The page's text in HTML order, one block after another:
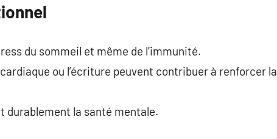
du sommeil et même de l’immunité.
ou l’écriture peuvent contribuer à renforcer la
durablement la santé mentale.